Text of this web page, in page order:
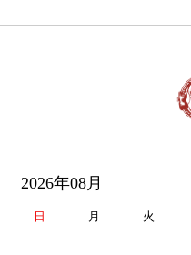
2026年08月
日 月 火